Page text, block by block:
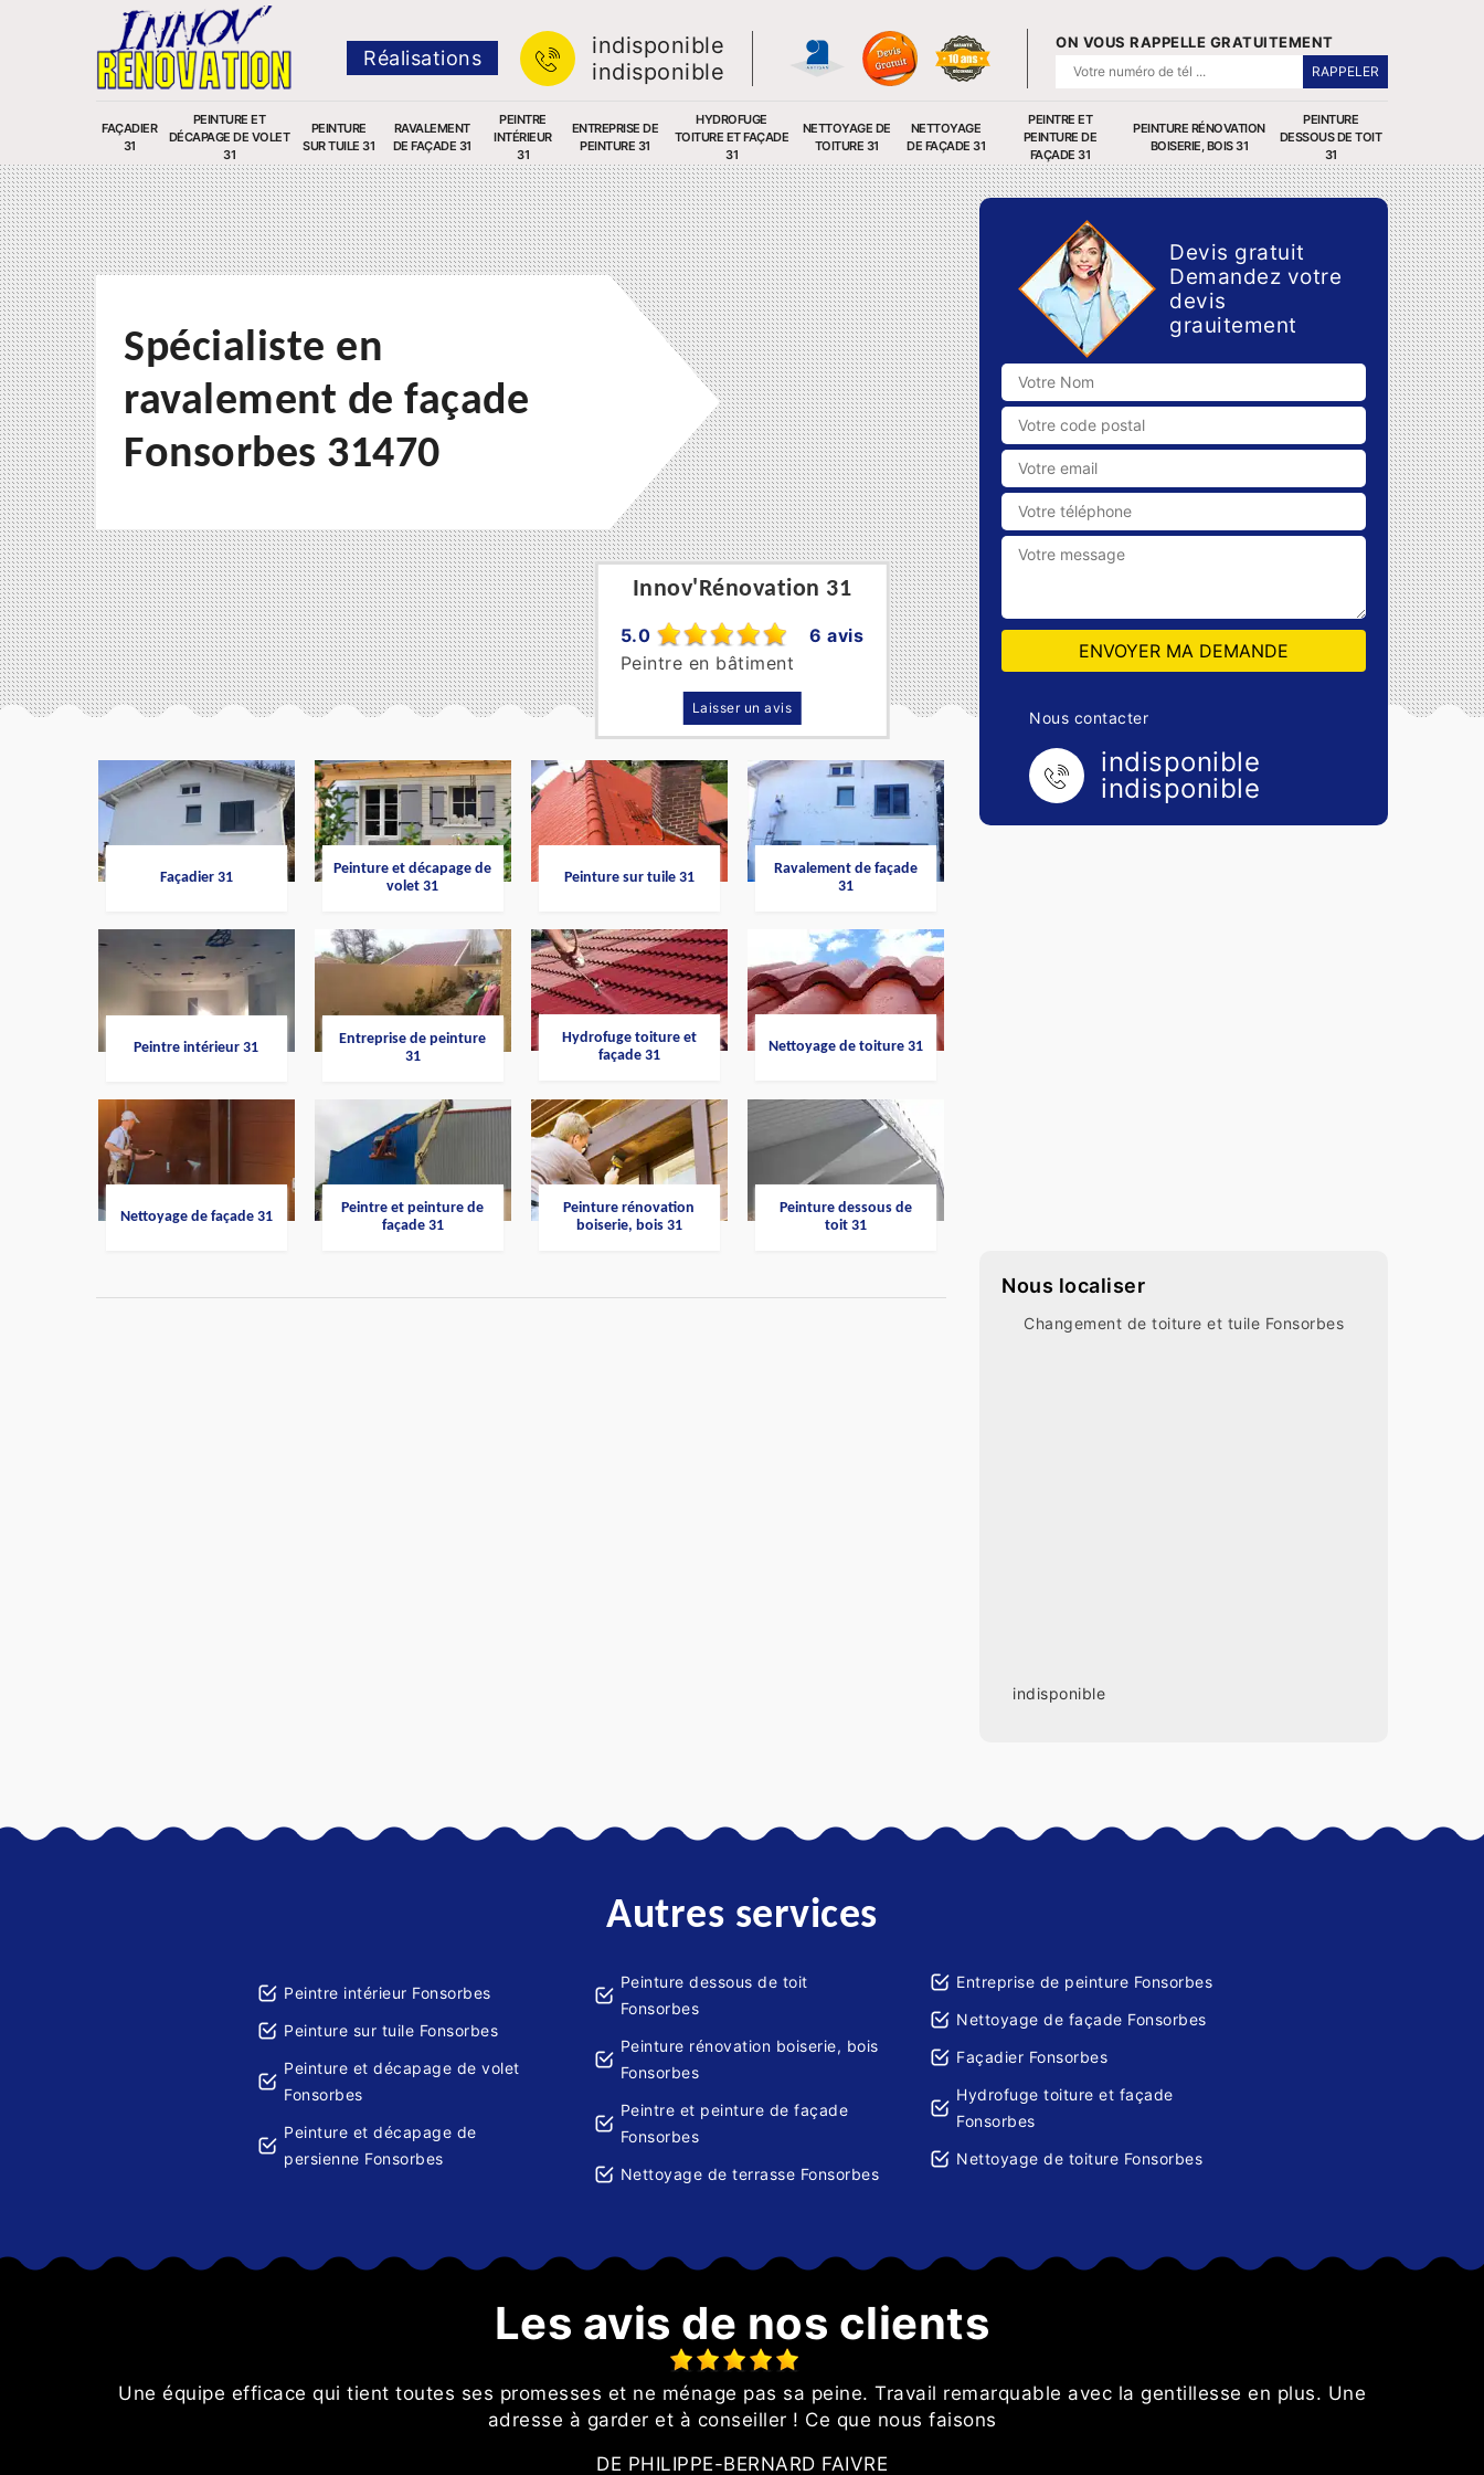
Réalisations
indisponible
indisponible
ON VOUS RAPPELLE GRATUITEMENT
FAÇADIER
31
PEINTURE ET
DÉCAPAGE DE VOLET
31
PEINTURE
SUR TUILE 31
RAVALEMENT
DE FAÇADE 31
PEINTRE
INTÉRIEUR
31
ENTREPRISE DE
PEINTURE 31
HYDROFUGE
TOITURE ET FAÇADE
31
NETTOYAGE DE
TOITURE 31
NETTOYAGE
DE FAÇADE 31
PEINTRE ET
PEINTURE DE
FAÇADE 31
PEINTURE RÉNOVATION
BOISERIE, BOIS 31
PEINTURE
DESSOUS DE TOIT
31
Innov'Rénovation 31
5.0
6 avis
Peintre en bâtiment
Laisser un avis
Spécialiste en
ravalement de façade
Fonsorbes 31470
Façadier 31
Peinture et décapage de
volet 31
Peinture sur tuile 31
Ravalement de façade
31
Peintre intérieur 31
Entreprise de peinture
31
Hydrofuge toiture et
façade 31
Nettoyage de toiture 31
Nettoyage de façade 31
Peintre et peinture de
façade 31
Peinture rénovation
boiserie, bois 31
Peinture dessous de
toit 31
Devis gratuit
Demandez votre
devis
grauitement
Nous contacter
indisponible
indisponible
Nous localiser
Changement de toiture et tuile Fonsorbes
indisponible
Autres services
Peintre intérieur Fonsorbes
Peinture sur tuile Fonsorbes
Peinture et décapage de volet
Fonsorbes
Peinture et décapage de
persienne Fonsorbes
Peinture dessous de toit
Fonsorbes
Peinture rénovation boiserie, bois
Fonsorbes
Peintre et peinture de façade
Fonsorbes
Nettoyage de terrasse Fonsorbes
Entreprise de peinture Fonsorbes
Nettoyage de façade Fonsorbes
Façadier Fonsorbes
Hydrofuge toiture et façade
Fonsorbes
Nettoyage de toiture Fonsorbes
Les avis de nos clients
Une équipe efficace qui tient toutes ses promesses et ne ménage pas sa peine. Travail remarquable avec la gentillesse en plus. Une
adresse à garder et à conseiller ! Ce que nous faisons
DE PHILIPPE-BERNARD FAIVRE